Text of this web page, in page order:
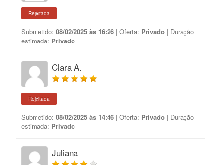
Rejeitada
Submetido: 08/02/2025 às 16:26 | Oferta: Privado | Duração
estimada: Privado
Clara A.
Rejeitada
Submetido: 08/02/2025 às 14:46 | Oferta: Privado | Duração
estimada: Privado
Juliana